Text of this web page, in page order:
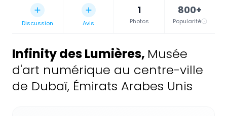
Discussion Avis
1
Photos
800+
Popularité
Infinity des Lumières, Musée
d'art numérique au centre-ville
de Dubaï, Émirats Arabes Unis